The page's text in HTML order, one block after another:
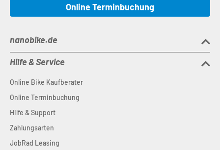
Online Terminbuchung
nanobike.de
Hilfe & Service
Online Bike Kaufberater
Online Terminbuchung
Hilfe & Support
Zahlungsarten
JobRad Leasing